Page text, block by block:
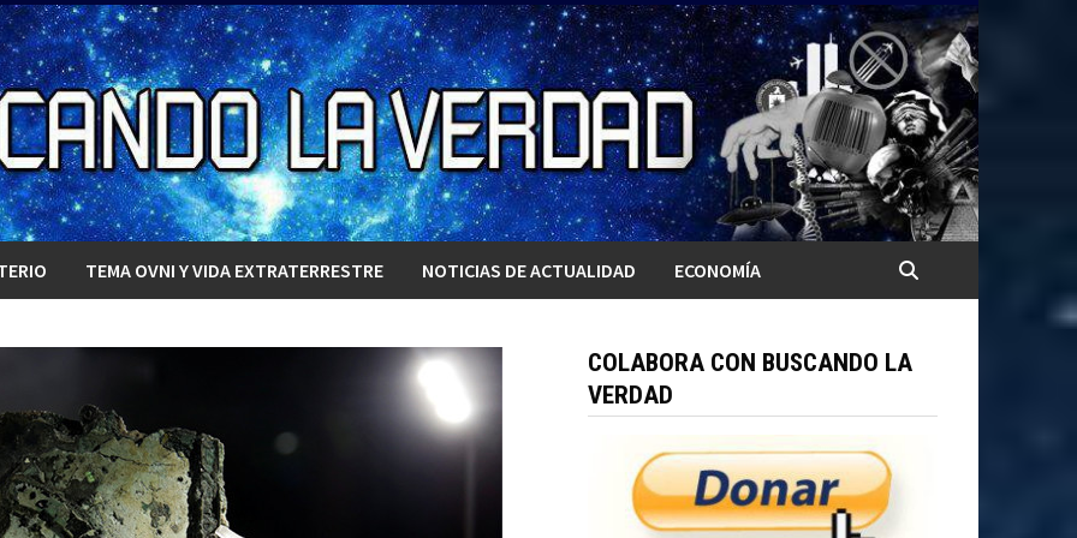
TEMA OVNI Y VIDA EXTRATERRESTRE NOTICIAS DE ACTUALIDAD ECONOMÍA
COLABORA CON BUSCANDO LA
VERDAD